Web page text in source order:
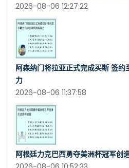
2026-08-06 12:27:22
阿森纳门将拉亚正式完成买断 签
力
2026-08-06 11:37:58
阿根廷力克巴西勇夺美洲杯冠军创